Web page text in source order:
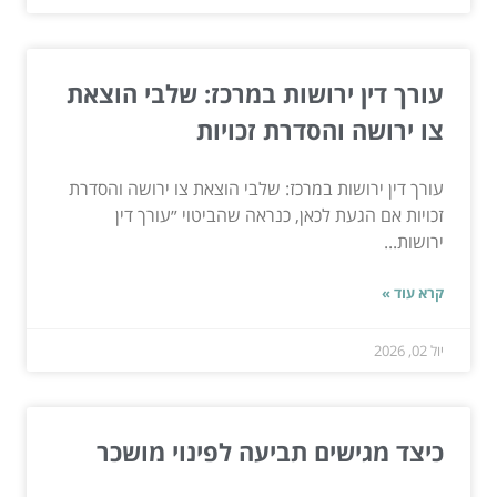
עורך דין ירושות במרכז: שלבי הוצאת
צו ירושה והסדרת זכויות
עורך דין ירושות במרכז: שלבי הוצאת צו ירושה והסדרת
זכויות אם הגעת לכאן, כנראה שהביטוי ״עורך דין
ירושות...
קרא עוד »
יול 02, 2026
כיצד מגישים תביעה לפינוי מושכר